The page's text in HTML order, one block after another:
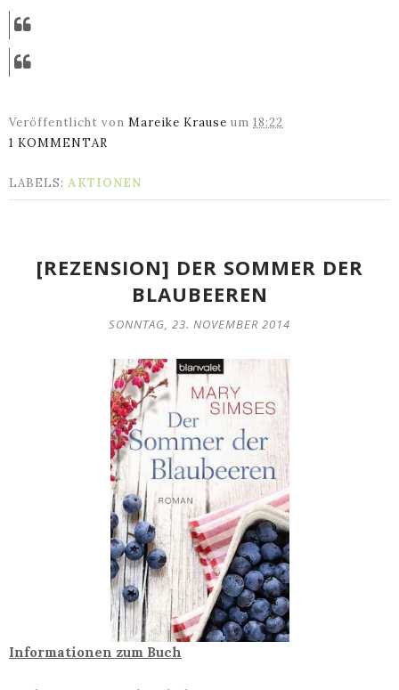
Veröffentlicht von Mareike Krause um 18:22
1 KOMMENTAR
LABELS: AKTIONEN
[REZENSION] DER SOMMER DER
BLAUBEEREN
SONNTAG, 23. NOVEMBER 2014
Informationen zum Buch